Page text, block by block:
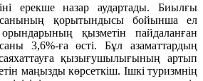
ерекше назар аудартады. Биылғы
қорытындысы бойынша ел
қызметін пайдаланған
3,6%-ға өсті. Бұл азаматтардың
қызығушылығының артып
маңызды көрсеткіш. Ішкі туризмнің